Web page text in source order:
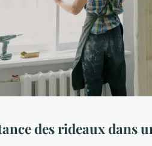
des rideaux dans